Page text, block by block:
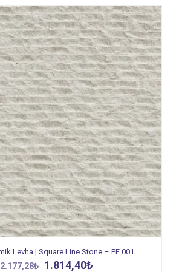
Levha | Square Line Stone – PF 001
2.177,28₺ Orijinal
1.814,40₺